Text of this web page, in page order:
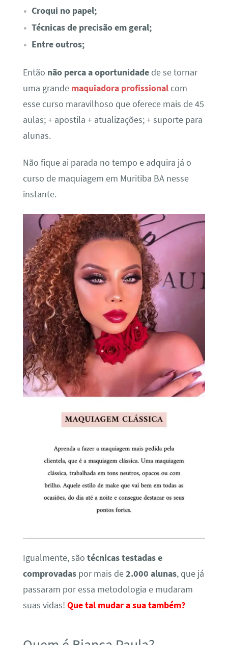
Croqui no papel;
Técnicas de precisão em geral;
Entre outros;
Então não perca a oportunidadede se tornar
uma grande maquiadora profissionalcom
esse curso maravilhoso que oferece mais de 45
aulas; + apostila + atualizações; + suporte para
alunas.
Não fique ai parada no tempo e adquira já o
curso de maquiagem em Muritiba BA nesse
instante.
Igualmente, são técnicas testadas e
comprovadaspor mais de2.000 alunas, que já
passaram por essa metodologia e mudaram
suas vidas! Que tal mudar a sua também?